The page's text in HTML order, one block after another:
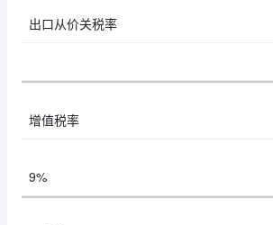
出口从价关税率
增值税率
9%